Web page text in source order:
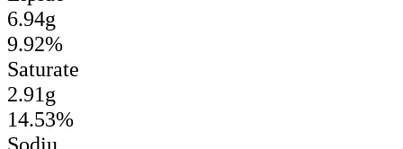
6.94g
9.92%
Saturate
2.91g
14.53%
Sodiu